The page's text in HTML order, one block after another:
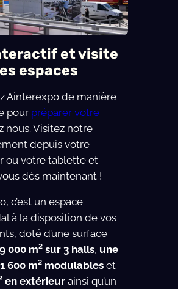
et visite
espaces
Ainterexpo de manière
pour préparer votre
nous. Visitez notre
depuis votre
ou votre tablette et
dès maintenant !
c’est un espace
à la disposition de vos
doté d’une surface
9 000 m² sur 3 halls, une
600 m² modulables et
en extérieurainsi qu’un